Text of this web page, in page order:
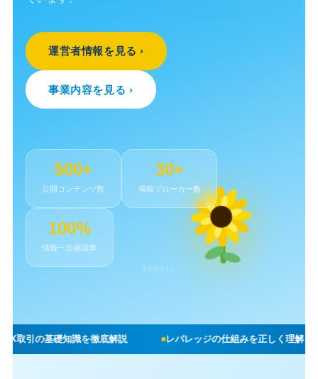
運営者情報を見る ›
事業内容を見る ›
500+
公開コンテンツ数
30+
掲載ブローカー数
100%
情報一次確認率
SCROLL
取引の基礎知識を徹底解説 レバレッジの仕組みを正しく理解しよ